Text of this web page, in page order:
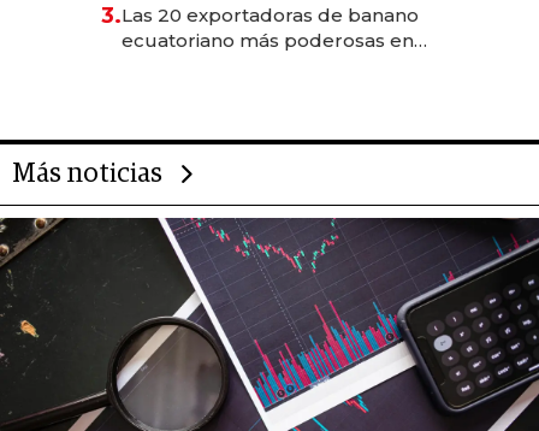
3.Las 20 exportadoras de banano
ecuatoriano más poderosas en
Más noticias